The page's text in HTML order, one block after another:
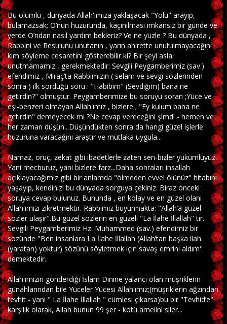
Bu ölümlü , dünyada Allah'ımıza yaklaşacak "Yolu" arayıp,
bulamazsak; O’nun huzurunda, kaçınılması imkansız bir günde ve
yerde O’ndan nasıl yardım bekleriz? Ve ne yüzle ? Bu dünyada ,
Rabbini ve Resulunu unutanın , yarın ahirette unutulmayacağını
kim söyleme cesaretini gösterebilir ki? Bir şeyi asla
unutmamamız , gerekmektedir: Sevgili Peygamberimiz (sav.)
efendimiz , Miraç’ta Rabbimizin ( selam ve sevgi sözlerinden
sonra ) ilk sorduğu soru : "Habibim" (Sevdiğim) bana ne
getirdin?" olmuştur. Peygamberimize bu soruyu soran ;Yüce ve
eşi-benzeri olmayan Allah'ımız , bizlere ; "Ey kulum bana ne
getirdin" demeyecek mi ?Ne cevap vereceğini şimdi - hemen ve
her zaman düşün...Düşündükten sonra da hangi güzel işlerle
huzuruna varacağını araştır ve mutlaka uygula...
Namaz, oruç, zekat gibi ibadetlerle zaten sen-bizler yükümlüyüz.
Yani mecburuz, yani bizlere farz...Daha sonraları insallah
açıklayacağımız gibi bir anlamda "ölmeden evvel ölünüz" hitabını
yaşayıp, kendinizi bu dünyada sorguya çekiniz. Biraz önceki
soruya cevap bulunuz. Bununda , en kolay ve en güzel olanı
Allah'ımızı zikretmektir. Rabbimiz buyurmakta: "Allah’a güzel
sözler ulaşır".Bu güzel sözlerin en güzeli "La İlahe İllallah" tır.
Sevgili Peygamberimiz Hz. Muhammed (sav.) efendimiz bir
sözünde "Ben insanlara La İlahe İllallah (Allah’tan başka ilah
(yaratan) yoktur) sözünü söyletmek için savaş emrini aldım"
demektedir.
Allah'ımızın gönderdiği İslam Dinine yalancı olan müşriklerin
günahlarından bile Yüceler Yücesi Allah'ımız;(müşriklerin ağzından
tevhit - yani " La İlahe İllallah " cümlesi çıkarsa)bu bir "Tevhid’e"
karşılık olarak, Allah bunun 99 şer - kötü amelini siler...